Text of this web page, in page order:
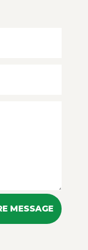
MESSAGE